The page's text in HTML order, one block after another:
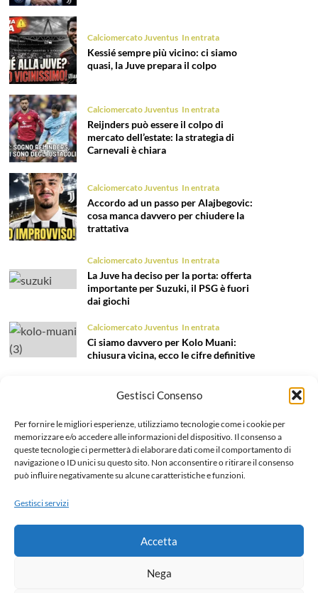
Gestisci Consenso
Per fornire le migliori esperienze, utilizziamo tecnologie come i cookie per
memorizzare e/o accedere alle informazioni del dispositivo. Il consenso a
queste tecnologie ci permetterà di elaborare dati come il comportamento di
navigazione o ID unici su questo sito. Non acconsentire o ritirare il consenso
può influire negativamente su alcune caratteristiche e funzioni.
Gestisci servizi
Accetta
Nega
Calciomercato Juventus In entrata
Kessié sempre più vicino: ci siamo
quasi, la Juve prepara il colpo
Calciomercato Juventus In entrata
Reijnders può essere il colpo di
mercato dell’estate: la strategia di
Carnevali è chiara
Calciomercato Juventus In entrata
Accordo ad un passo per Alajbegovic:
cosa manca davvero per chiudere la
trattativa
Calciomercato Juventus In entrata
La Juve ha deciso per la porta: offerta
importante per Suzuki, il PSG è fuori
dai giochi
Calciomercato Juventus In entrata
Ci siamo davvero per Kolo Muani:
chiusura vicina, ecco le cifre definitive
Nome nuovo per il ruolo di terzino:
Calciomercato Juventus In entrata
Tentazione Mastantuono: la Juve prova
il colpo dell’estate 2026!
Chi siamo e Contatti